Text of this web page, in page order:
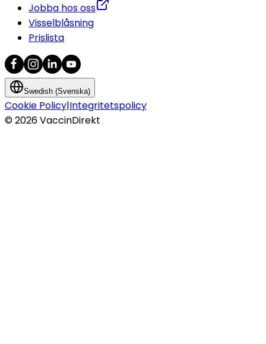
Jobba hos oss
Visselblåsning
Prislista
Swedish (Svenska)
Cookie Policy|Integritetspolicy
©2026VaccinDirekt